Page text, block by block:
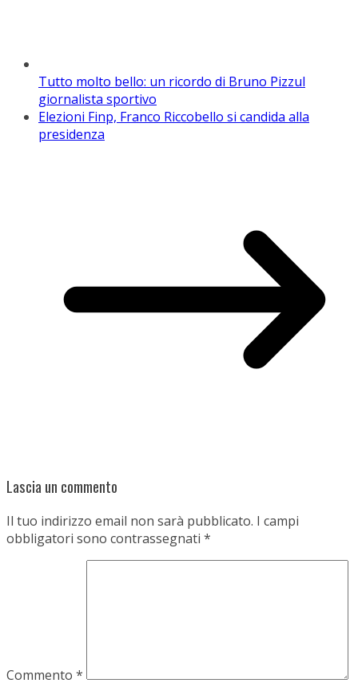
Tutto molto bello: un ricordo di Bruno Pizzul
giornalista sportivo
Elezioni Finp, Franco Riccobello si candida alla
presidenza
Lascia un commento
Il tuo indirizzo email non sarà pubblicato. I campi
obbligatori sono contrassegnati *
Commento *